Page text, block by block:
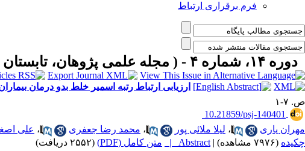
فرم برقراری ارتباط
دوره ۱۴، شماره ۴ - ( مجله علمی پژوهان، تابستان ۱۳۹۵ )
ارزیابی ارتباط رتبه اسمیر خلط بدو درمان
ص. ۷-۱
‎ 10.21859/psj-140401
مهران یاری
، لیلا ملائی پور ، محمد رضا جعفری ، علی
چکیده (۷۹۷۶ مشاهده) |
Abstract | متن کامل (PDF) (۲۵۵۲ دریافت)